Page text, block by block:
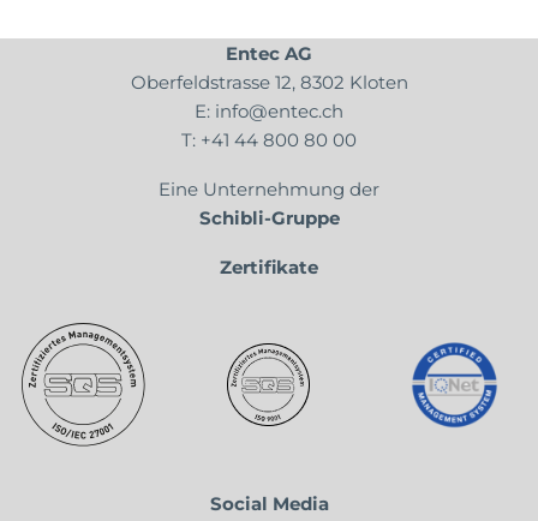
Entec AG
Oberfeldstrasse 12, 8302 Kloten
E: info@entec.ch
T: +41 44 800 80 00
Eine Unternehmung der
Schibli-Gruppe
Zertifikate
Social Media